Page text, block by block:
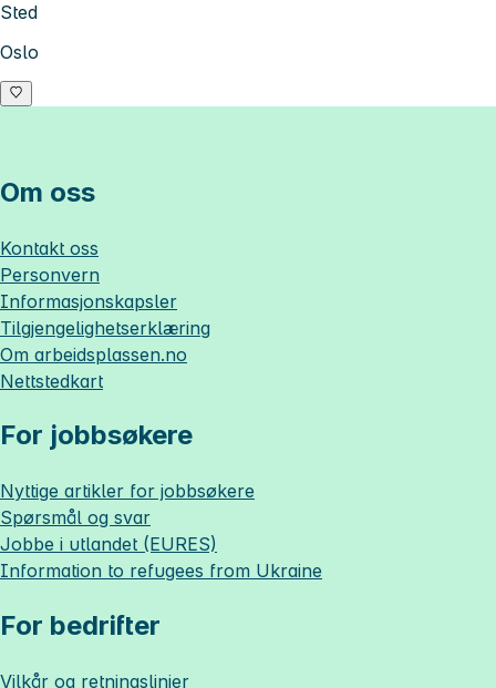
Sted
Oslo
Om oss
Kontakt oss
Personvern
Informasjonskapsler
Tilgjengelighetserklæring
Om arbeidsplassen.no
Nettstedkart
For jobbsøkere
Nyttige artikler for jobbsøkere
Spørsmål og svar
Jobbe i utlandet (EURES)
Information to refugees from Ukraine
For bedrifter
Vilkår og retningslinjer